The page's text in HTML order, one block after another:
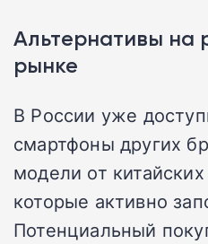
Альтернативы на
рынке
В России уже
смартфоны других
модели от
которые активно
Потенциальный